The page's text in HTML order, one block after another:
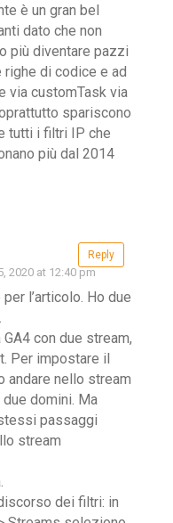
è un gran bel
dato che non
più diventare pazzi
righe di codice e ad
via customTask via
spariscono
tutti i filtri IP che
più dal 2014
Reply
2020 at 12:40 pm
l’articolo. Ho due
con due stream,
Per impostare il
andare nello stream
domini. Ma
passaggi
stream
dei filtri: in